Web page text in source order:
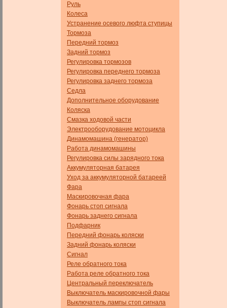
Руль
Колеса
Устранение осевого люфта ступицы
Тормоза
Передний тормоз
Задний тормоз
Регулировка тормозов
Регулировка переднего тормоза
Регулировка заднего тормоза
Седла
Дополнительное оборудование
Коляска
Смазка ходовой части
Электрооборудование мотоцикла
Динамомашина (генератор)
Работа динамомашины
Регулировка силы зарядного тока
Аккумуляторная батарея
Уход за аккумуляторной батареей
Фара
Маскировочная фара
Фонарь стоп сигнала
Фонарь заднего сигнала
Подфарник
Передний фонарь коляски
Задний фонарь коляски
Сигнал
Реле обратного тока
Работа реле обратного тока
Центральный переключатель
Выключатель маскировочной фары
Выключатель лампы стоп сигнала